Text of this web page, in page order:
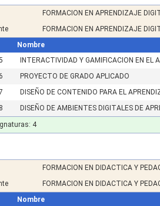
FORMACION EN APRENDIZAJE
FORMACION EN APRENDIZAJE
Nombre
INTERACTIVIDAD Y GAMIFICACION EN EL
PROYECTO DE GRADO APLICADO
DISEÑO DE CONTENIDO PARA EL
DISEÑO DE AMBIENTES DIGITALES DE
4
FORMACION EN DIDACTICA Y
FORMACION EN DIDACTICA Y
Nombre